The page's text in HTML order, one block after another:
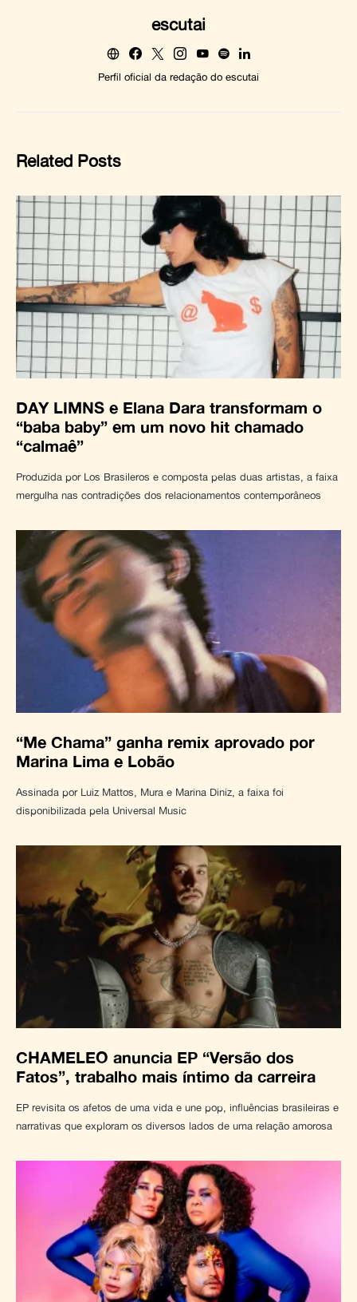
escutai
Perfil oficial da redação do escutai
Related Posts
DAY LIMNS e Elana Dara transformam o
“baba baby” em um novo hit chamado
“calmaê”
Produzida por Los Brasileros e composta pelas duas artistas, a faixa
mergulha nas contradições dos relacionamentos contemporâneos
“Me Chama” ganha remix aprovado por
Marina Lima e Lobão
Assinada por Luiz Mattos, Mura e Marina Diniz, a faixa foi
disponibilizada pela Universal Music
CHAMELEO anuncia EP “Versão dos
Fatos”, trabalho mais íntimo da carreira
EP revisita os afetos de uma vida e une pop, influências brasileiras e
narrativas que exploram os diversos lados de uma relação amorosa